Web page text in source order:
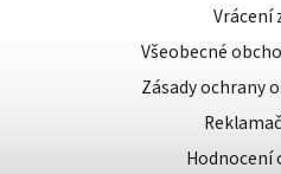
Vrácení
Všeobecné
Zásady ochrany
Hodnocení